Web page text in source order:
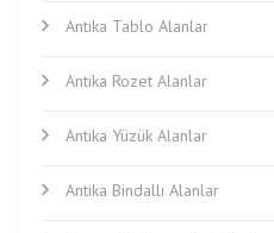
Antika Tablo Alanlar
Antika Rozet Alanlar
Antika Yüzük Alanlar
Antika Bindallı Alanlar